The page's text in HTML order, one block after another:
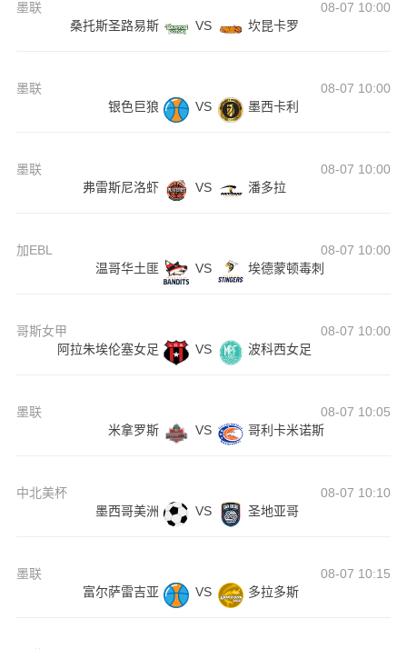
墨联
08-07 10:00
桑托斯圣路易斯
VS 坎昆卡罗
墨联
08-07 10:00
银色巨狼
VS 墨西卡利
墨联
08-07 10:00
弗雷斯尼洛虾
VS 潘多拉
加EBL
08-07 10:00
温哥华土匪
VS 埃德蒙顿毒刺
哥斯女甲
08-07 10:00
阿拉朱埃伦塞女足
VS 波科西女足
墨联
08-07 10:05
米拿罗斯
VS 哥利卡米诺斯
中北美杯
08-07 10:10
墨西哥美洲
VS 圣地亚哥
墨联
08-07 10:15
富尔萨雷吉亚
VS 多拉多斯